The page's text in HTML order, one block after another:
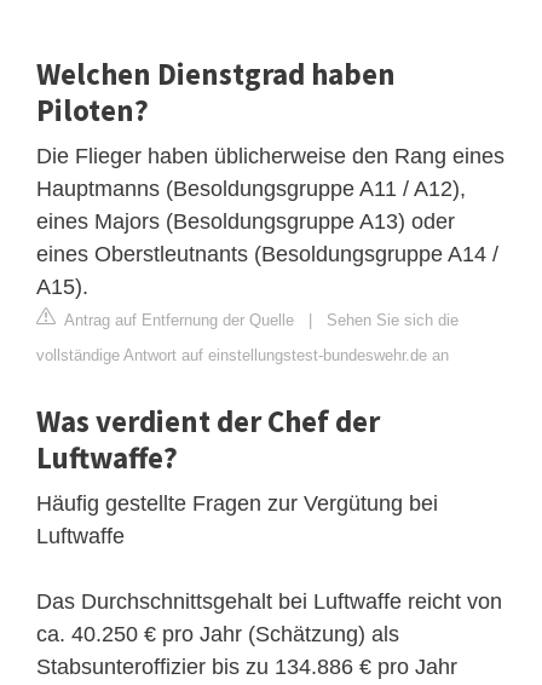
Welchen Dienstgrad haben
Piloten?
Die Flieger haben üblicherweise den Rang eines
Hauptmanns (Besoldungsgruppe A11 / A12),
eines Majors (Besoldungsgruppe A13) oder
eines Oberstleutnants (Besoldungsgruppe A14 /
A15).
Antrag auf Entfernung der Quelle | Sehen Sie sich die
vollständige Antwort auf einstellungstest-bundeswehr.de an
Was verdient der Chef der
Luftwaffe?
Häufig gestellte Fragen zur Vergütung bei
Luftwaffe
Das Durchschnittsgehalt bei Luftwaffe reicht von
ca. 40.250 € pro Jahr (Schätzung) als
Stabsunteroffizier bis zu 134.886 € pro Jahr